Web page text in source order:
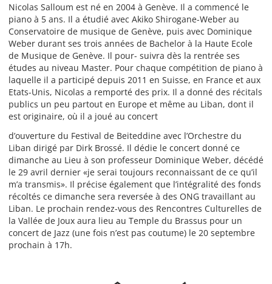
Nicolas Salloum est né en 2004 à Genève. Il a commencé le
piano à 5 ans. Il a étudié avec Akiko Shirogane-Weber au
Conservatoire de musique de Genève, puis avec Dominique
Weber durant ses trois années de Bachelor à la Haute Ecole
de Musique de Genève. Il pour- suivra dès la rentrée ses
études au niveau Master. Pour chaque compétition de piano à
laquelle il a participé depuis 2011 en Suisse, en France et aux
Etats-Unis, Nicolas a remporté des prix. Il a donné des récitals
publics un peu partout en Europe et même au Liban, dont il
est originaire, où il a joué au concert
d’ouverture du Festival de Beiteddine avec l’Orchestre du
Liban dirigé par Dirk Brossé. Il dédie le concert donné ce
dimanche au Lieu à son professeur Dominique Weber, décédé
le 29 avril dernier «je serai toujours reconnaissant de ce qu’il
m’a transmis». Il précise également que l’intégralité des fonds
récoltés ce dimanche sera reversée à des ONG travaillant au
Liban. Le prochain rendez-vous des Rencontres Culturelles de
la Vallée de Joux aura lieu au Temple du Brassus pour un
concert de Jazz (une fois n’est pas coutume) le 20 septembre
prochain à 17h.